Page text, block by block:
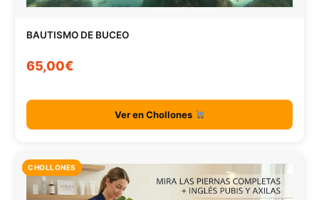
BAUTISMO DE BUCEO
65,00€
Ver en Chollones
CHOLLONES